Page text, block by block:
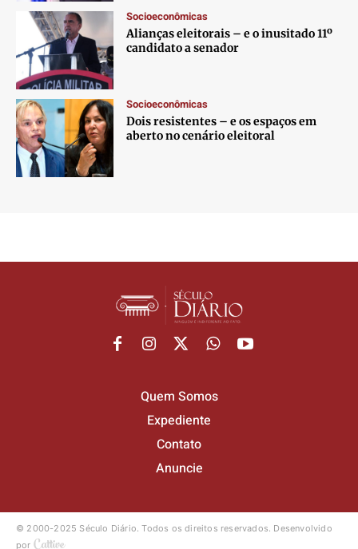
Socioeconômicas
Alianças eleitorais – e o inusitado 11º
candidato a senador
Socioeconômicas
Dois resistentes – e os espaços em
aberto no cenário eleitoral
Quem Somos
Expediente
Contato
Anuncie
© 2000-2025 Século Diário.Todos os direitos reservados. Desenvolvido
por